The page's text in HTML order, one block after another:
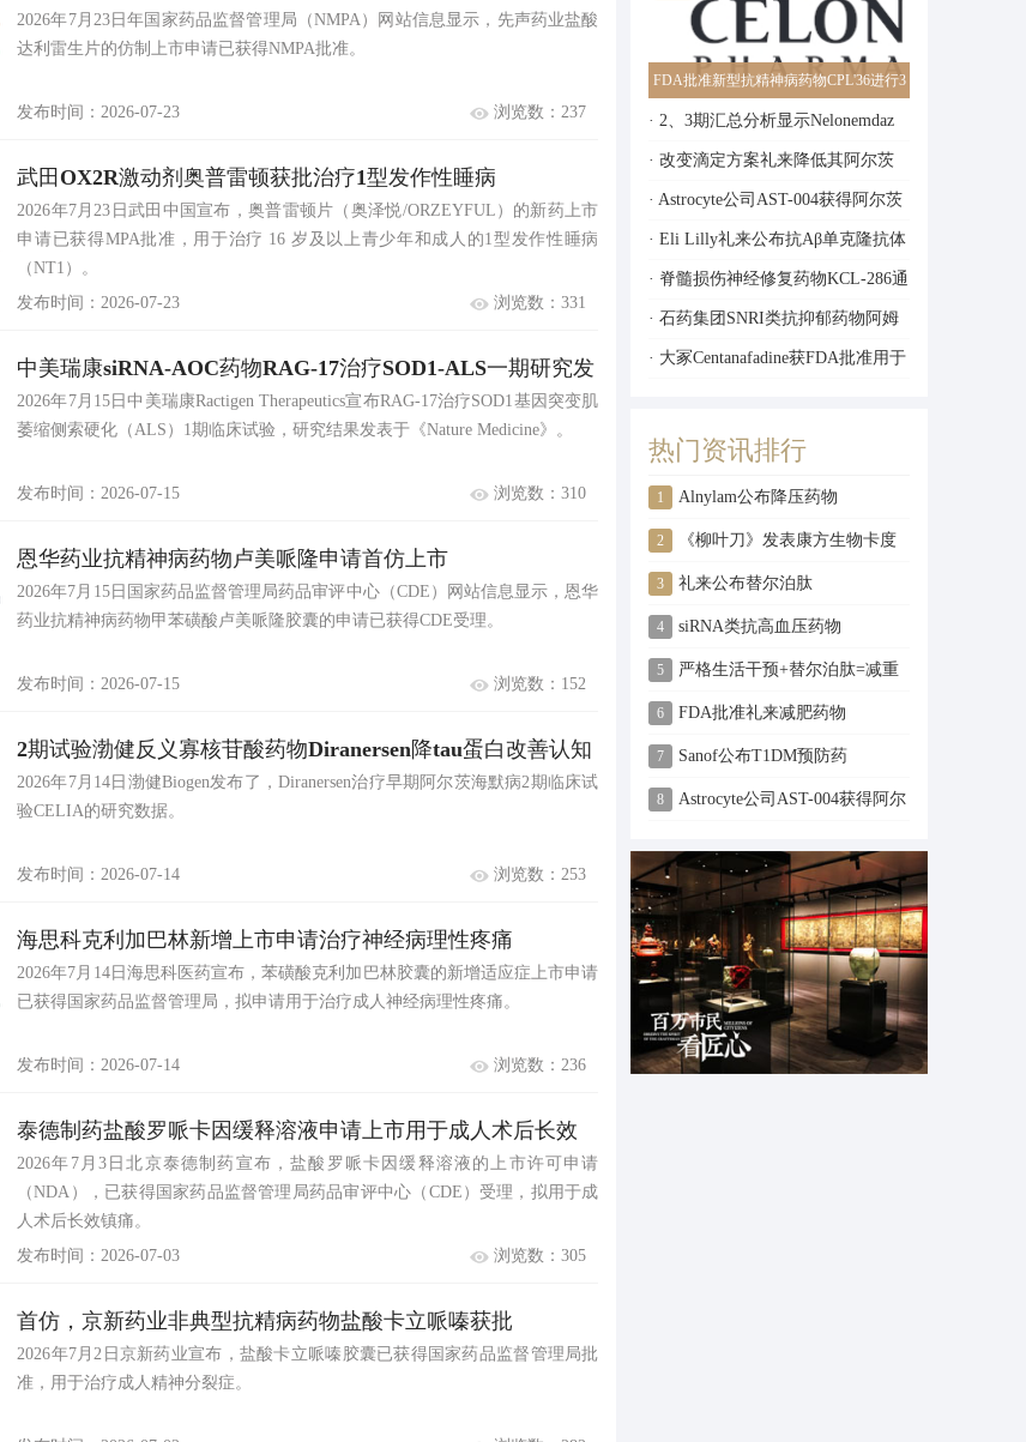
2026年7月23日年国家药品监督管理局（NMPA）网站信息显示，先声药业盐酸
达利雷生片的仿制上市申请已获得NMPA批准。
发布时间：2026-07-23 浏览数：237
武田OX2R激动剂奥普雷顿获批治疗1型发作性睡病
2026年7月23日武田中国宣布，奥普雷顿片（奥泽悦/ORZEYFUL）的新药上市
申请已获得MPA批准，用于治疗 16 岁及以上青少年和成人的1型发作性睡病
（NT1）。
发布时间：2026-07-23
浏览数：331
中美瑞康siRNA-AOC药物RAG-17治疗SOD1-ALS一期研究发
表
2026年7月15日中美瑞康Ractigen Therapeutics宣布RAG-17治疗SOD1基因突变肌
萎缩侧索硬化（ALS）1期临床试验，研究结果发表于《Nature Medicine》。
发布时间：2026-07-15 浏览数：310
恩华药业抗精神病药物卢美哌隆申请首仿上市
2026年7月15日国家药品监督管理局药品审评中心（CDE）网站信息显示，恩华
药业抗精神病药物甲苯磺酸卢美哌隆胶囊的申请已获得CDE受理。
发布时间：2026-07-15 浏览数：152
2期试验渤健反义寡核苷酸药物Diranersen降tau蛋白改善认知
2026年7月14日渤健Biogen发布了，Diranersen治疗早期阿尔茨海默病2期临床试
验CELIA的研究数据。
发布时间：2026-07-14 浏览数：253
海思科克利加巴林新增上市申请治疗神经病理性疼痛
2026年7月14日海思科医药宣布，苯磺酸克利加巴林胶囊的新增适应症上市申请
已获得国家药品监督管理局，拟申请用于治疗成人神经病理性疼痛。
发布时间：2026-07-14 浏览数：236
泰德制药盐酸罗哌卡因缓释溶液申请上市用于成人术后长效
镇痛
2026年7月3日北京泰德制药宣布，盐酸罗哌卡因缓释溶液的上市许可申请
（NDA），已获得国家药品监督管理局药品审评中心（CDE）受理，拟用于成
人术后长效镇痛。
发布时间：2026-07-03
浏览数：305
首仿，京新药业非典型抗精病药物盐酸卡立哌嗪获批
2026年7月2日京新药业宣布，盐酸卡立哌嗪胶囊已获得国家药品监督管理局批
准，用于治疗成人精神分裂症。
FDA批准新型抗精神病药物CPL'36进行3
期临床试验
· 2、3期汇总分析显示Nelonemdaz
显著降低脑卒中残障评分
· 改变滴定方案礼来降低其阿尔茨
海默症抗体药物脑水肿发生率
· Astrocyte公司AST-004获得阿尔茨
海默病药物发现基金会融资支持
· Eli Lilly礼来公布抗Aβ单克隆抗体
Donanemab的3期临床试验结果
· 脊髓损伤神经修复药物KCL-286通
过1期临床试验
· 石药集团SNRI类抗抑郁药物阿姆
西汀肠溶片3期临床达到终点
· 大冢Centanafadine获FDA批准用于
热门资讯排行
1 Alnylam公布降压药物
Zilebesiran 2期临床试验详细结
果
2 《柳叶刀》发表康方生物卡度
尼利单抗一线治疗宫颈癌3期结
果
3 礼来公布替尔泊肽
SURMOUNT-2减肥临床试验结
果
4 siRNA类抗高血压药物
Zilebesiran达到2期临床试验终
点
5 严格生活干预+替尔泊肽=减重
26.6%
6 FDA批准礼来减肥药物
Zepbound，定价比司美格鲁肽
低20%
7 Sanof公布T1DM预防药
Teplizumab对于新发T1DM的β
8 Astrocyte公司AST-004获得阿尔
支持